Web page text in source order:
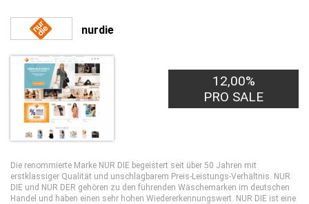
nurdie
12,00%
PRO SALE
Die renommierte Marke NUR DIE begeistert seit über 50 Jahren mit
erstklassiger Qualität und unschlagbarem Preis-Leistungs-Verhältnis. NUR
DIE und NUR DER gehören zu den führenden Wäschemarken im deutschen
Handel und haben einen sehr hohen Wiedererkennungswert. NUR DIE ist eine